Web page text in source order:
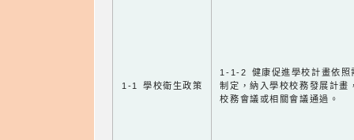
1-1 學校衛生政策
1-1-2 健康促進學校計畫依照
制定，納入學校校務發展計畫
校務會議或相關會議通過。